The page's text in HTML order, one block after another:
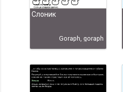
Слоник
Goraph, goraph